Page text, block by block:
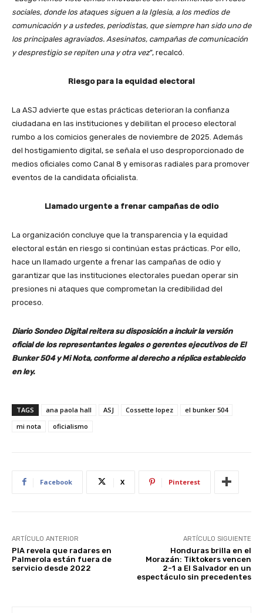
sociales, donde los ataques siguen a la Iglesia, a los medios de
comunicación y a ustedes, periodistas, que siempre han sido uno de
los principales agraviados. Asesinatos, campañas de comunicación
y desprestigio se repiten una y otra vez”, recalcó.
Riesgo para la equidad electoral
La ASJ advierte que estas prácticas deterioran la confianza
ciudadana en las instituciones y debilitan el proceso electoral
rumbo a los comicios generales de noviembre de 2025. Además
del hostigamiento digital, se señala el uso desproporcionado de
medios oficiales como Canal 8 y emisoras radiales para promover
eventos de la candidata oficialista.
Llamado urgente a frenar campañas de odio
La organización concluye que la transparencia y la equidad
electoral están en riesgo si continúan estas prácticas. Por ello,
hace un llamado urgente a frenar las campañas de odio y
garantizar que las instituciones electorales puedan operar sin
presiones ni ataques que comprometan la credibilidad del
proceso.
Diario Sondeo Digital reitera su disposición a incluir la versión
oficial de los representantes legales o gerentes ejecutivos de El
Bunker 504 y Mi Nota, conforme al derecho a réplica establecido
en ley.
TAGS ana paola hall ASJ Cossette lopez
el bunker 504
mi nota
oficialismo
Facebook X Pinterest
ARTÍCULO ANTERIOR
PIA revela que radares en
Palmerola están fuera de
servicio desde 2022
ARTÍCULO SIGUIENTE
Honduras brilla en el
Morazán: Tiktokers vencen
2-1 a El Salvador en un
espectáculo sin precedentes